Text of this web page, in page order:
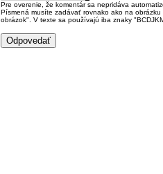
Pre overenie, že komentár sa nepridáva
Písmená musíte zadávať rovnako ako na
obrázok". V texte sa používajú iba znaky